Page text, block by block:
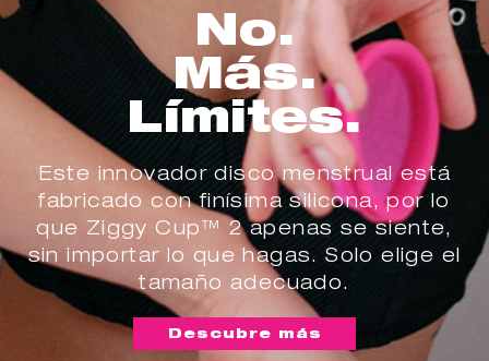
No.
Más.
Límites.
Este innovador disco menstrual está
fabricado con finísima silicona, por lo
que Ziggy Cup™ 2 apenas se siente,
sin importar lo que hagas. Solo elige el
tamaño adecuado.
Descubre más